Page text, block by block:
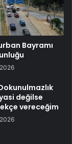
Bayramı
değilse
vereceğim